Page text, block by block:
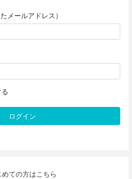
メールアドレス）
めての方はこちら